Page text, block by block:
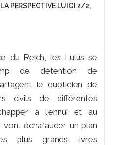
PERSPECTIVE LUIGI 2/2,
du Reich, les Lulus se
de détention de
le quotidien de
civils de différentes
à l'ennui et au
échafauder un plan
plus grands livres